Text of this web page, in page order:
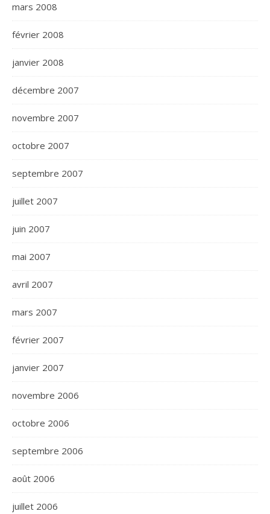
mars 2008
février 2008
janvier 2008
décembre 2007
novembre 2007
octobre 2007
septembre 2007
juillet 2007
juin 2007
mai 2007
avril 2007
mars 2007
février 2007
janvier 2007
novembre 2006
octobre 2006
septembre 2006
août 2006
juillet 2006